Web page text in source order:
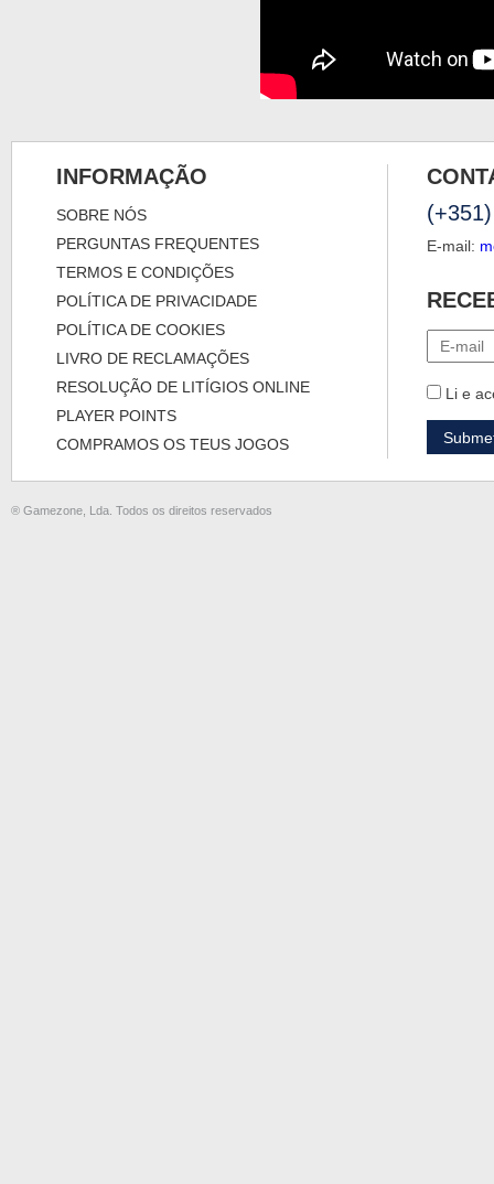
INFORMAÇÃO
SOBRE NÓS
PERGUNTAS FREQUENTES
TERMOS E CONDIÇÕES
POLÍTICA DE PRIVACIDADE
POLÍTICA DE COOKIES
LIVRO DE RECLAMAÇÕES
RESOLUÇÃO DE LITÍGIOS ONLINE
PLAYER POINTS
COMPRAMOS OS TEUS JOGOS
E-mail:
Li e
® Gamezone, Lda. Todos os direitos reservados